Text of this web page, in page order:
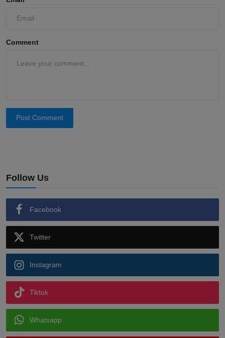
Comment
Post Comment
Follow Us
Facebook
Twitter
Instagram
Tiktok
Whatsapp